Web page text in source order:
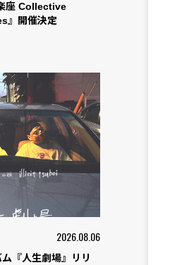
座 Collective
』開催決定
2026.08.06
『人生劇場』リリ